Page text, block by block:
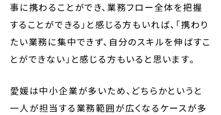
事に携わることができ、業務フロー全体を把握
することができる」と感じる方もいれば、「携わり
たい業務に集中できず、自分のスキルを伸ばすこ
とができない」と感じる方もいると思います。
愛媛は中小企業が多いため、どちらかというと
一人が担当する業務範囲が広くなるケースが多